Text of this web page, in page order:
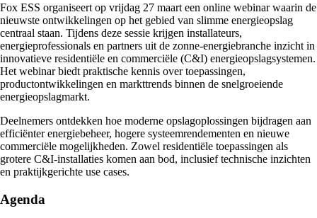
Fox ESS organiseert op vrijdag 27 maart een online webinar waarin de
nieuwste ontwikkelingen op het gebied van slimme energieopslag
centraal staan. Tijdens deze sessie krijgen installateurs,
energieprofessionals en partners uit de zonne-energiebranche inzicht in
innovatieve residentiële en commerciële (C&I) energieopslagsystemen.
Het webinar biedt praktische kennis over toepassingen,
productontwikkelingen en markttrends binnen de snelgroeiende
energieopslagmarkt.
Deelnemers ontdekken hoe moderne opslagoplossingen bijdragen aan
efficiënter energiebeheer, hogere systeemrendementen en nieuwe
commerciële mogelijkheden. Zowel residentiële toepassingen als
grotere C&I-installaties komen aan bod, inclusief technische inzichten
en praktijkgerichte use cases.
Agenda